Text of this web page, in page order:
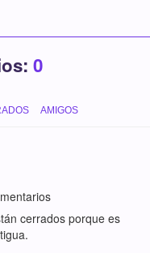
0
AMIGOS
cerrados porque es